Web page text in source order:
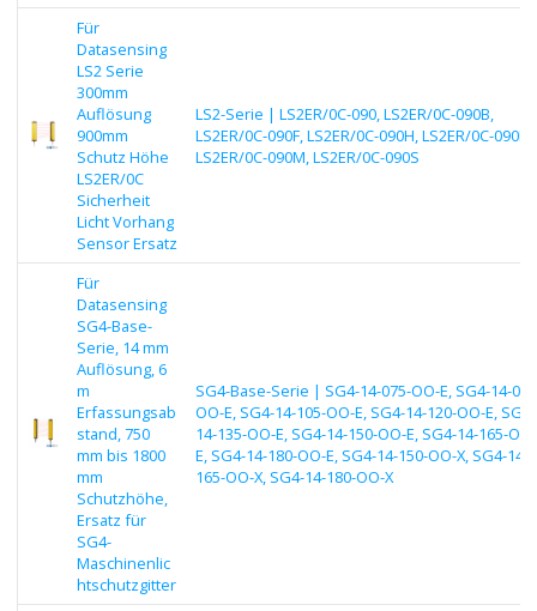
Für
Datasensing
LS2 Serie
300mm
Auflösung
900mm
Schutz Höhe
LS2ER/0C
Sicherheit
Licht Vorhang
Sensor Ersatz
LS2-Serie | LS2ER/0C-090, LS2ER/0C-090B,
LS2ER/0C-090F, LS2ER/0C-090H, LS2ER/0C-090K,
LS2ER/0C-090M, LS2ER/0C-090S
Für
Datasensing
SG4-Base-
Serie, 14 mm
Auflösung, 6
m
Erfassungsab
stand, 750
mm bis 1800
mm
Schutzhöhe,
Ersatz für
SG4-
Maschinenlic
htschutzgitter
SG4-Base-Serie | SG4-14-075-OO-E, SG4-14-
OO-E, SG4-14-105-OO-E, SG4-14-120-OO-E, SG4-
14-135-OO-E, SG4-14-150-OO-E, SG4-14-165-OO-
E, SG4-14-180-OO-E, SG4-14-150-OO-X, SG4-14-
165-OO-X, SG4-14-180-OO-X